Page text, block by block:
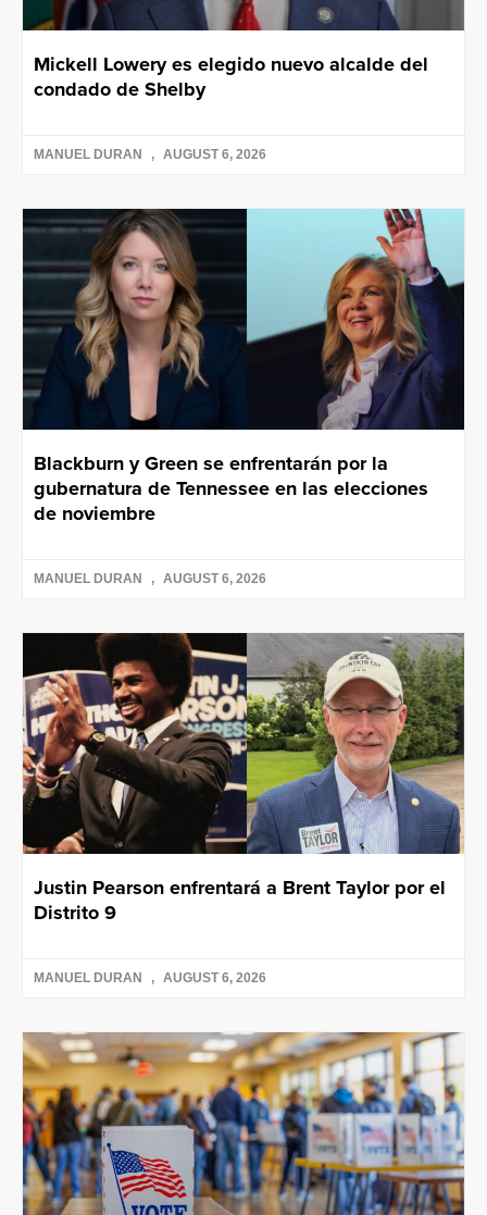
Mickell Lowery es elegido nuevo alcalde del
condado de Shelby
MANUEL DURAN AUGUST 6, 2026
Blackburn y Green se enfrentarán por la
gubernatura de Tennessee en las elecciones
de noviembre
MANUEL DURAN AUGUST 6, 2026
Justin Pearson enfrentará a Brent Taylor por el
Distrito 9
MANUEL DURAN AUGUST 6, 2026